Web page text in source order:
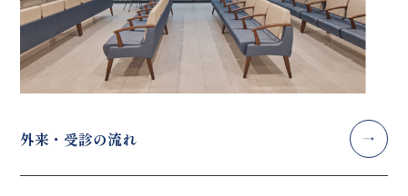
外来・受診の流れ